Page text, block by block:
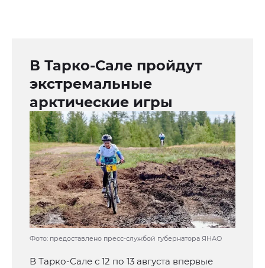
В Тарко-Сале пройдут
экстремальные
арктические игры
Фото: предоставлено пресс-службой губернатора ЯНАО
В Тарко-Сале с 12 по 13 августа впервые